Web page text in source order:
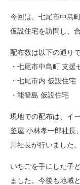
今回は、七尾市中島
仮設住宅を訪問し、
配布数は以下の通りで
・七尾市中島町 支
・七尾市内 仮
・能登島 仮設
現地での配布は、イ
釜屋 小林孝一郎社長
川社長が行いました。
いちごを手にした子
ました。今後も地域